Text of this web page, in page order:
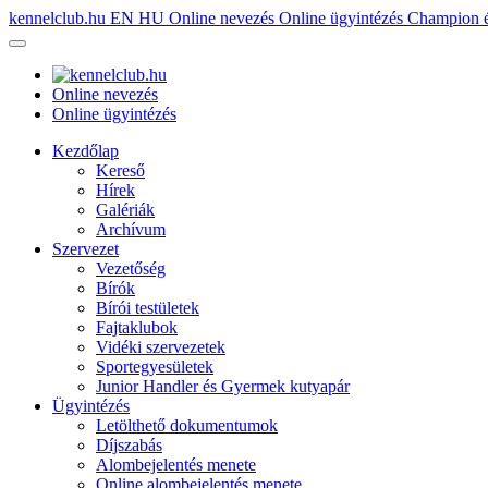
kennelclub.hu EN HU Online nevezés Online ügyintézés Champion
Online nevezés
Online ügyintézés
Kezdőlap
Kereső
Hírek
Galériák
Archívum
Szervezet
Vezetőség
Bírók
Bírói testületek
Fajtaklubok
Vidéki szervezetek
Sportegyesületek
Junior Handler és Gyermek kutyapár
Ügyintézés
Letölthető dokumentumok
Díjszabás
Alombejelentés menete
Online alombejelentés menete